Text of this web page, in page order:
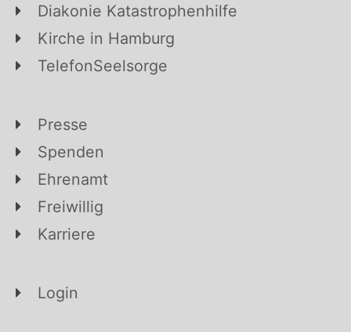
Diakonie Katastrophenhilfe
Kirche in Hamburg
TelefonSeelsorge
Presse
Spenden
Ehrenamt
Freiwillig
Karriere
Login